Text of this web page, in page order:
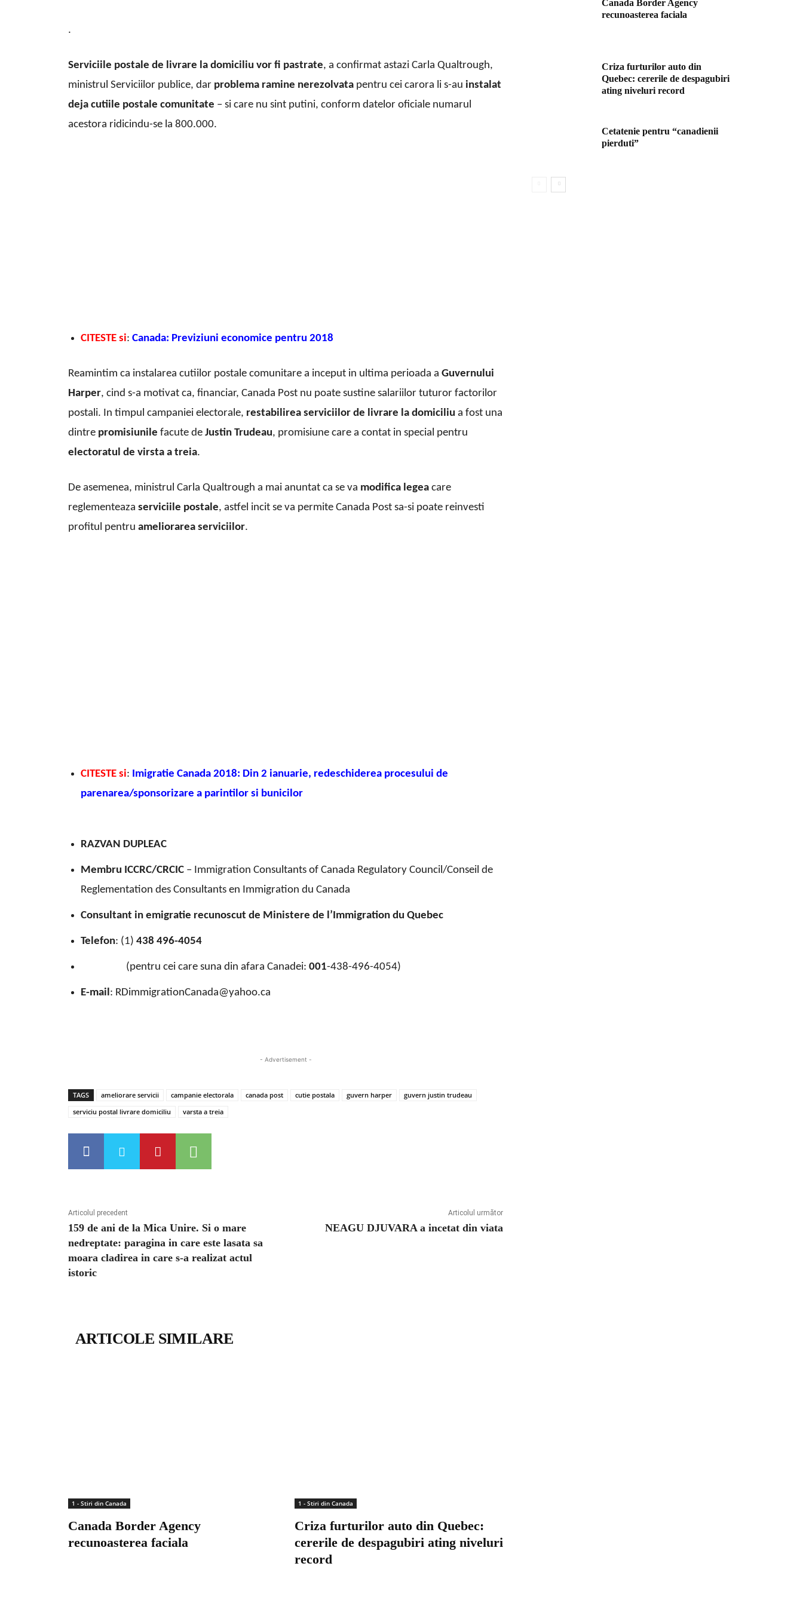
.
Serviciile postale de livrare la domiciliu vor fi pastrate, a confirmat astazi Carla Qualtrough,
ministrul Serviciilor publice, dar problema ramine nerezolvata pentru cei carora li s-au instalat
deja cutiile postale comunitate – si care nu sint putini, conform datelor oficiale numarul
acestora ridicindu-se la 800.000.
CITESTE si: Canada: Previziuni economice pentru 2018
Reamintim ca instalarea cutiilor postale comunitare a inceput in ultima perioada a Guvernului
Harper, cind s-a motivat ca, financiar, Canada Post nu poate sustine salariilor tuturor factorilor
postali. In timpul campaniei electorale, restabilirea serviciilor de livrare la domiciliu a fost una
dintre promisiunile facute de Justin Trudeau, promisiune care a contat in special pentru
electoratul de virsta a treia.
De asemenea, ministrul Carla Qualtrough a mai anuntat ca se va modifica legea care
reglementeaza serviciile postale, astfel incit se va permite Canada Post sa-si poate reinvesti
profitul pentru ameliorarea serviciilor.
CITESTE si: Imigratie Canada 2018: Din 2 ianuarie, redeschiderea procesului de
parenarea/sponsorizare a parintilor si bunicilor
RAZVAN DUPLEAC
Membru ICCRC/CRCIC – Immigration Consultants of Canada Regulatory Council/Conseil de
Reglementation des Consultants en Immigration du Canada
Consultant in emigratie recunoscut de Ministere de l’Immigration du Quebec
Telefon: (1) 438 496-4054
(pentru cei care suna din afara Canadei: 001-438-496-4054)
E-mail: RDimmigrationCanada@yahoo.ca
- Advertisement -
TAGS ameliorare servicii campanie electorala canada post cutie postala guvern harper
guvern justin trudeau
serviciu postal livrare domiciliu
varsta a treia
Articolul precedent
159 de ani de la Mica Unire. Si o mare
nedreptate: paragina in care este lasata sa
moara cladirea in care s-a realizat actul
istoric
Articolul următor
NEAGU DJUVARA a incetat din viata
ARTICOLE SIMILARE
1 - Stiri din Canada
Canada Border Agency
recunoasterea faciala
1 - Stiri din Canada
Criza furturilor auto din Quebec:
cererile de despagubiri ating niveluri
record
Canada Border Agency
recunoasterea faciala
Criza furturilor auto din
Quebec: cererile de despagubiri
ating niveluri record
Cetatenie pentru “canadienii
pierduti”